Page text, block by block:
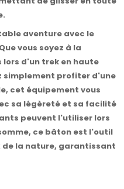
aventure avec le
vous soyez à la
d'un trek en haute
simplement profiter d'une
cet équipement vous
sa légèreté et sa facilité
peuvent l'utiliser lors
ce bâton est l'outil
la nature, garantissant